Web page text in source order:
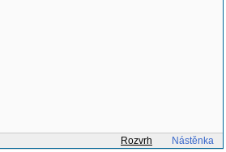
Rozvrh
Nástěnka